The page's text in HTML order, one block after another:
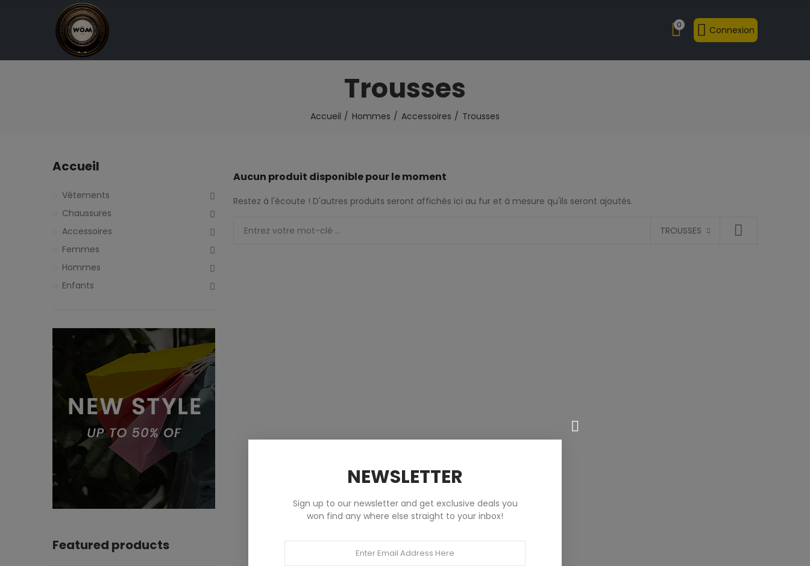
0 Connexion
Trousses
Accueil Hommes Accessoires Trousses
Aucun produit disponible pour le moment
Restez à l'écoute ! D'autres produits seront affichés ici au fur et à mesure qu'ils seront ajoutés.
TROUSSES
Accueil
Vêtements
Chaussures
Accessoires
Femmes
Hommes
Enfants
Featured products
NEWSLETTER
Sign up to our newsletter and get exclusive deals you
won find any where else straight to your inbox!